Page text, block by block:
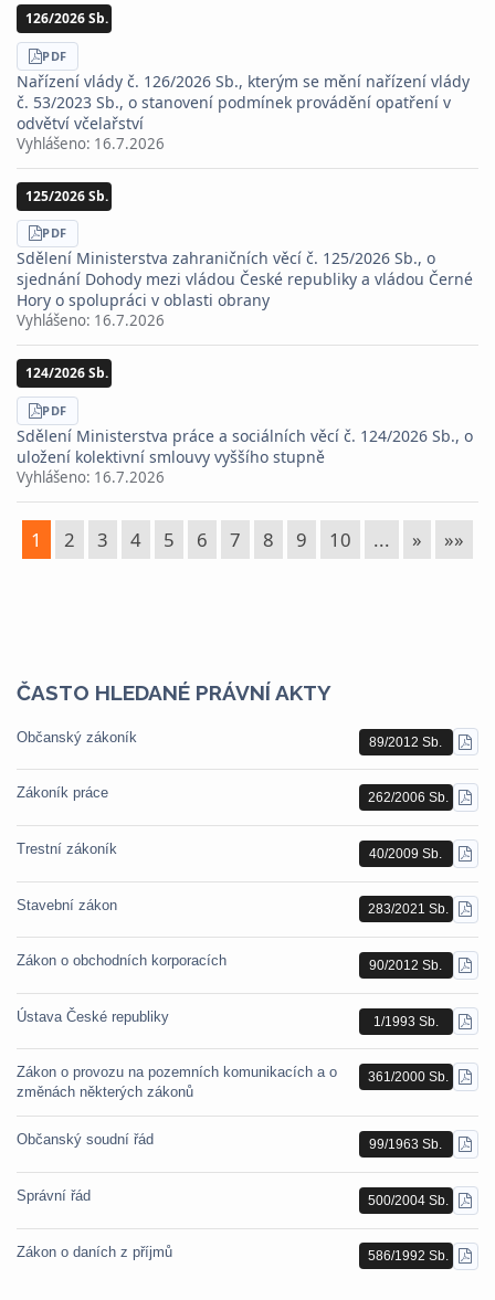
126/2026 Sb.
STÁHNOUT
PDF
Nařízení vlády č. 126/2026 Sb., kterým se mění nařízení vlády
č. 53/2023 Sb., o stanovení podmínek provádění opatření v
odvětví včelařství
Vyhlášeno: 16.7.2026
125/2026 Sb.
STÁHNOUT
PDF
Sdělení Ministerstva zahraničních věcí č. 125/2026 Sb., o
sjednání Dohody mezi vládou České republiky a vládou Černé
Hory o spolupráci v oblasti obrany
Vyhlášeno: 16.7.2026
124/2026 Sb.
STÁHNOUT
PDF
Sdělení Ministerstva práce a sociálních věcí č. 124/2026 Sb., o
uložení kolektivní smlouvy vyššího stupně
Vyhlášeno: 16.7.2026
1 2 3 4 5 6 7 8 9 10 ... » »»
ČASTO HLEDANÉ PRÁVNÍ AKTY
Občanský zákoník 89/2012 Sb.
PDF
Zákoník práce 262/2006 Sb.
PDF
Trestní zákoník 40/2009 Sb.
PDF
Stavební zákon 283/2021 Sb.
PDF
Zákon o obchodních korporacích 90/2012 Sb.
PDF
Ústava České republiky 1/1993 Sb.
PDF
Zákon o provozu na pozemních komunikacích a o
změnách některých zákonů
361/2000 Sb.
PDF
Občanský soudní řád 99/1963 Sb.
PDF
Správní řád 500/2004 Sb.
PDF
Zákon o daních z příjmů 586/1992 Sb.
PDF